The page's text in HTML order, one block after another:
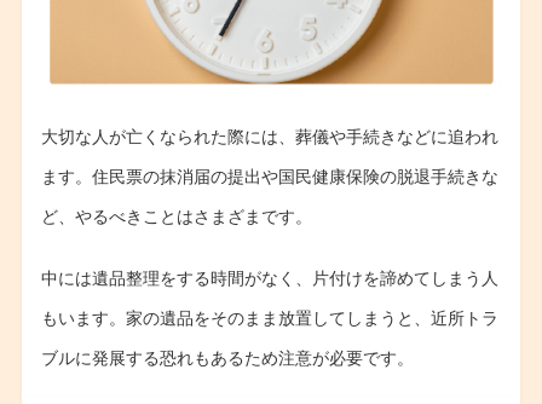
大切な人が亡くなられた際には、葬儀や手続きなどに追われ
ます。住民票の抹消届の提出や国民健康保険の脱退手続きな
ど、やるべきことはさまざまです。
中には遺品整理をする時間がなく、片付けを諦めてしまう人
もいます。家の遺品をそのまま放置してしまうと、近所トラ
ブルに発展する恐れもあるため注意が必要です。